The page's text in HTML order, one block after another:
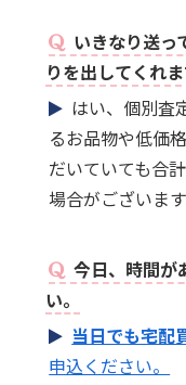
いきなり送っ
りを出してくれ
はい、個別査
るお品物や低価
だいていても合
場合がございま
今日、時間が
い。
当日でも宅配
申込ください。